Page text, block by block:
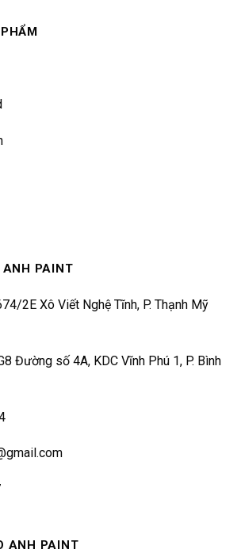
ANH PAINT
2E Xô Viết Nghệ Tĩnh, P. Thạnh Mỹ
Đường số 4A, KDC Vĩnh Phú 1, P. Bình
ANH PAINT